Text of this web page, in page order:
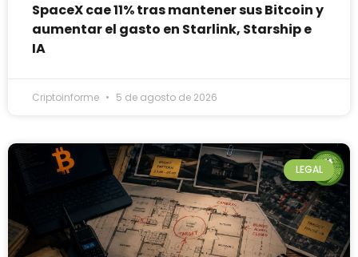
SpaceX cae 11% tras mantener sus Bitcoin y
aumentar el gasto en Starlink, Starship e
IA
Criptoinforme 5 de agosto de 2026
LEGAL